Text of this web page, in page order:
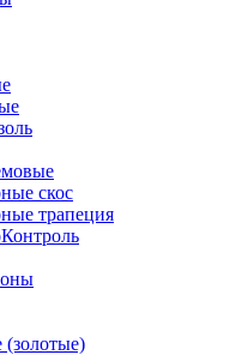
скос
трапеция